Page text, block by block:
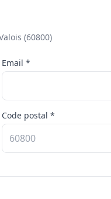
(60800)
Email *
Code postal *